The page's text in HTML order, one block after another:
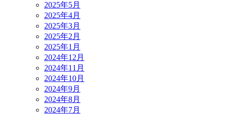
2025年5月
2025年4月
2025年3月
2025年2月
2025年1月
2024年12月
2024年11月
2024年10月
2024年9月
2024年8月
2024年7月